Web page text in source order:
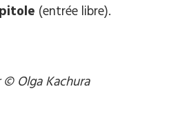
(entrée libre).
Olga Kachura